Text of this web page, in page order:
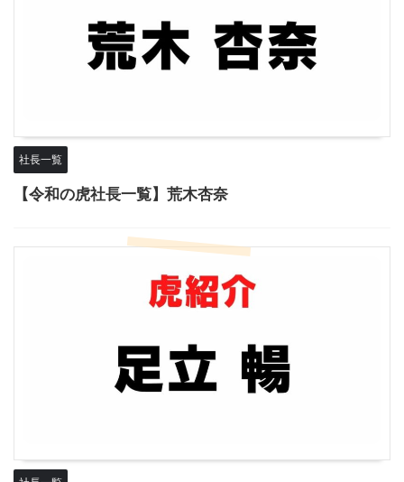
社長一覧
【令和の虎社長一覧】荒木杏奈